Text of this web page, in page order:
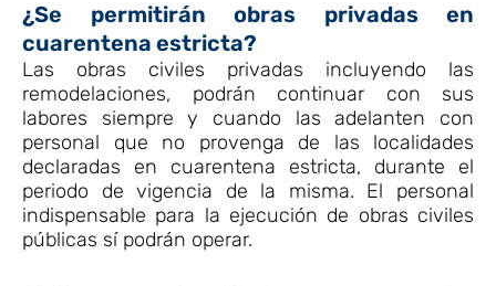
¿Se permitirán obras privadas en
cuarentena estricta?
Las obras civiles privadas incluyendo las
remodelaciones, podrán continuar con sus
labores siempre y cuando las adelanten con
personal que no provenga de las localidades
declaradas en cuarentena estricta, durante el
periodo de vigencia de la misma. El personal
indispensable para la ejecución de obras civiles
públicas sí podrán operar.